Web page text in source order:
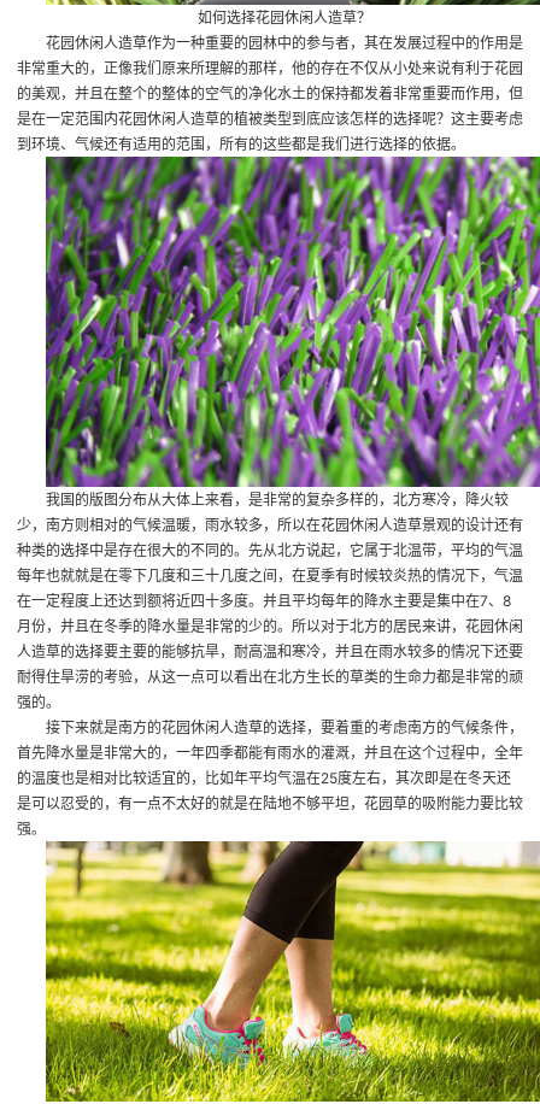
如何选择花园休闲人造草？
花园休闲人造草作为一种重要的园林中的参与者，其在发展过程中的作用是
非常重大的，正像我们原来所理解的那样，他的存在不仅从小处来说有利于花园
的美观，并且在整个的整体的空气的净化水土的保持都发着非常重要而作用，但
是在一定范围内花园休闲人造草的植被类型到底应该怎样的选择呢？这主要考虑
到环境、气候还有适用的范围，所有的这些都是我们进行选择的依据。
我国的版图分布从大体上来看，是非常的复杂多样的，北方寒冷，降火较
少，南方则相对的气候温暖，雨水较多，所以在花园休闲人造草景观的设计还有
种类的选择中是存在很大的不同的。先从北方说起，它属于北温带，平均的气温
每年也就就是在零下几度和三十几度之间，在夏季有时候较炎热的情况下，气温
在一定程度上还达到额将近四十多度。并且平均每年的降水主要是集中在7、8
月份，并且在冬季的降水量是非常的少的。所以对于北方的居民来讲，花园休闲
人造草的选择要主要的能够抗旱，耐高温和寒冷，并且在雨水较多的情况下还要
耐得住旱涝的考验，从这一点可以看出在北方生长的草类的生命力都是非常的顽
强的。
接下来就是南方的花园休闲人造草的选择，要着重的考虑南方的气候条件，
首先降水量是非常大的，一年四季都能有雨水的灌溉，并且在这个过程中，全年
的温度也是相对比较适宜的，比如年平均气温在25度左右，其次即是在冬天还
是可以忍受的，有一点不太好的就是在陆地不够平坦，花园草的吸附能力要比较
强。